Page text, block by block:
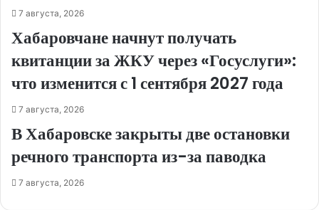
7 августа, 2026
Хабаровчане начнут получать
квитанции за ЖКУ через «Госуслуги»:
что изменится с 1 сентября 2027 года
7 августа, 2026
В Хабаровске закрыты две остановки
речного транспорта из-за паводка
7 августа, 2026